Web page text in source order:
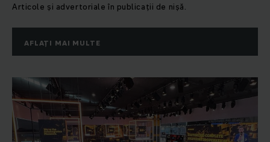
Articole și advertoriale în publicații de nișă.
AFLAȚI MAI MULTE